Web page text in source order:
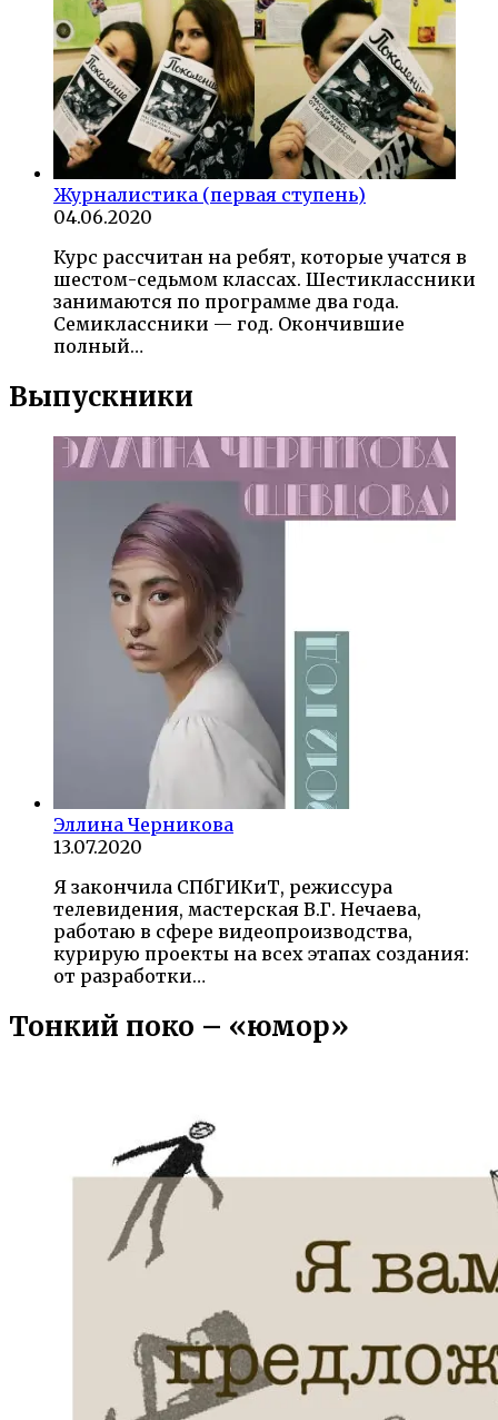
Журналистика (первая ступень)
04.06.2020
Курс рассчитан на ребят, которые учатся в
шестом-седьмом классах. Шестиклассники
занимаются по программе два года.
Семиклассники — год. Окончившие
полный…
Выпускники
Эллина Черникова
13.07.2020
Я закончила СПбГИКиТ, режиссура
телевидения, мастерская В.Г. Нечаева,
работаю в сфере видеопроизводства,
курирую проекты на всех этапах создания:
от разработки…
Тонкий поко – «юмор»